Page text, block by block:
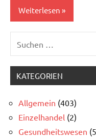
Weiterlesen
Gesundheitswesen
gegen
Sozialabbau
Öffentlicher
Dienst
nach:
KATEGORIEN
Allgemein (403)
Einzelhandel (2)
Gesundheitswesen